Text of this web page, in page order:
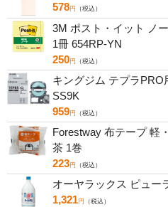
578円 （税込）
3M ポスト・イット ノ
1冊 654RP-YN
250円 （税込）
キングジム テプラ
SS9K
959円 （税込）
Forestway 布テープ 軽
茶 1巻
223円 （税込）
オーヤラックス ピュー
1,321円 （税込）